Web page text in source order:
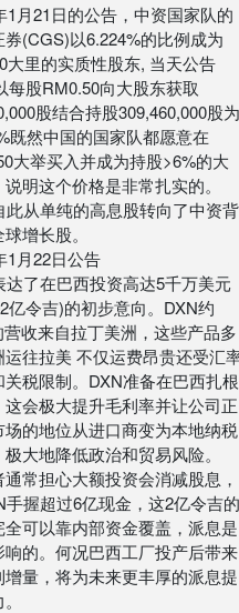
1月21日的公告，中资国家队的
券(CGS)以6.224%的比例成为
大里的实质性股东, 当天公告
每股RM0.50向大股东获取
股结合持股309,460,000股为
既然中国的国家队都愿意在
大举买入并成为持股>6%的大
说明这个价格是非常扎实的。
此从单纯的高息股转向了中资背
增长股。
1月22日公告
达了在巴西投资高达5千万美元
亿令吉)的初步意向。DXN约
营收来自拉丁美洲，这些产品多
运往拉美 不仅运费昂贵还受汇
关税限制。DXN准备在巴西扎根
这会极大提升毛利率并让公司正
场的地位从进口商变为本地纳税
大地降低政治和贸易风险。
常担心大额投资会消减股息，
手握超过6亿现金，这2亿令吉的
全可以靠内部资金覆盖，派息是
响的。何况巴西工厂投产后带来
增量，将为未来更丰厚的派息提